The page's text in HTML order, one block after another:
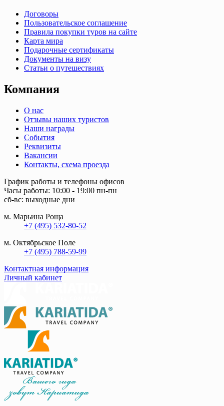
Договоры
Пользовательское соглашение
Правила покупки туров на сайте
Карта мира
Подарочные сертификаты
Документы на визу
Статьи о путешествиях
Компания
О нас
Отзывы наших туристов
Наши награды
События
Реквизиты
Вакансии
Контакты, схема проезда
График работы и телефоны офисов
Часы работы: 10:00 - 19:00 пн-пн
сб-вс: выходные дни
м. Марьина Роща
+7 (495) 532-80-52
м. Октябрьское Поле
+7 (495) 788-59-99
Контактная информация
Личный кабинет